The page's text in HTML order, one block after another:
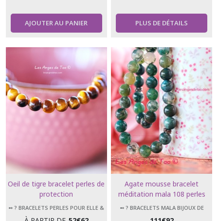
AJOUTER AU PANIER PLUS DE DÉTAILS
Oeil de tigre bracelet perles de
protection
➻ ? BRACELETS PERLES POUR ELLE &
Agate mousse bracelet
méditation mala 108 perles
➻ ? BRACELETS MALA BIJOUX DE